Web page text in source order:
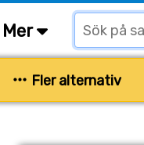
Mer
Fler alternativ